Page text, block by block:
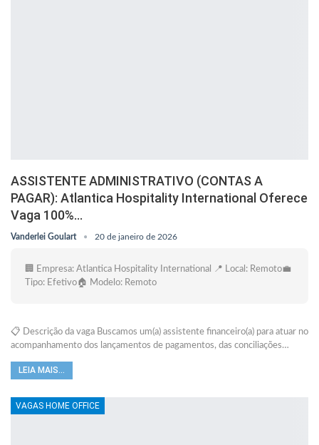
ASSISTENTE ADMINISTRATIVO (CONTAS A
PAGAR): Atlantica Hospitality International Oferece
Vaga 100%…
Vanderlei Goulart 20 de janeiro de 2026
🏢 Empresa: Atlantica Hospitality International 📍 Local: Remoto💼
Tipo: Efetivo🏠 Modelo: Remoto
📋 Descrição da vaga Buscamos um(a) assistente financeiro(a) para atuar no
acompanhamento dos lançamentos de pagamentos, das conciliações…
LEIA MAIS...
VAGAS HOME OFFICE